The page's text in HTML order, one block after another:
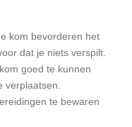
kom bevorderen het
dat je niets verspilt.
goed te kunnen
te bewaren